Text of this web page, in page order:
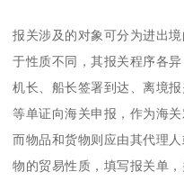
报关涉及的对象可分为进出
于性质不同，其报关程序各
机长、船长签署到达、离境
等单证向海关申报，作为海
而物品和货物则应由其代理
物的贸易性质，填写报关单